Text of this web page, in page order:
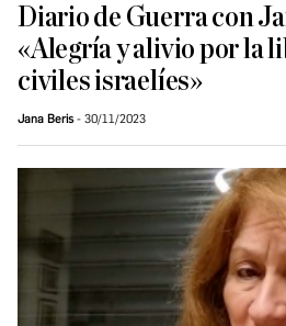
Diario de Guerra con
«Alegría y alivio por la
civiles israelíes»
Jana Beris 30/11/2023